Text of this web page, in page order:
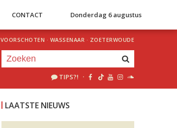
CONTACT Donderdag 6 augustus
VOORSCHOTEN · WASSENAAR · ZOETERWOUDE
TIPS?! ·
LAATSTE NIEUWS